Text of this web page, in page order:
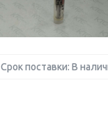
Срок поставки: В